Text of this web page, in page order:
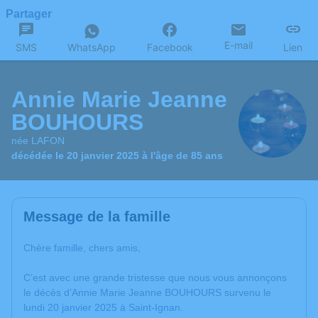
Partager
SMS WhatsApp Facebook E-mail Lien
Annie Marie Jeanne
BOUHOURS
née LAFON
décédée le 20 janvier 2025 à l'âge de 85 ans
Message de la famille
Chère famille, chers amis,
C’est avec une grande tristesse que nous vous annonçons
le décès d’Annie Marie Jeanne BOUHOURS survenu le
lundi 20 janvier 2025 à Saint-Ignan.